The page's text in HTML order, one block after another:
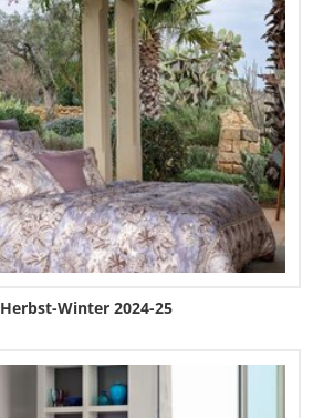
Herbst-Winter 2024-25